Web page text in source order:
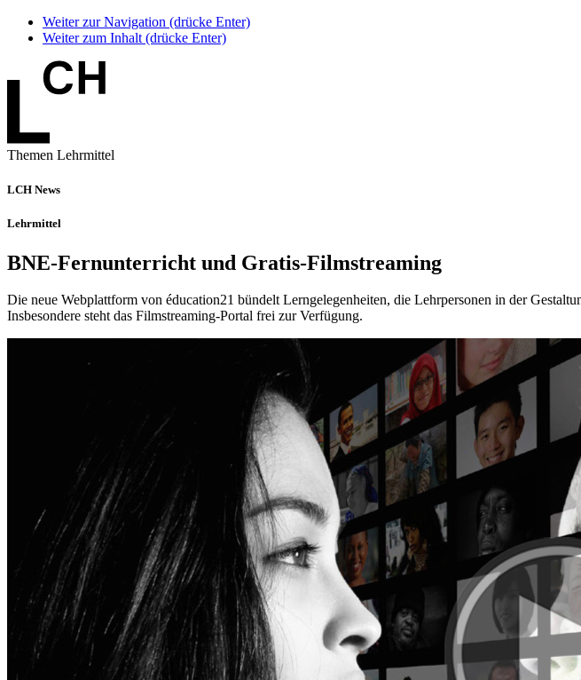
Weiter zur Navigation (drücke Enter)
Weiter zum Inhalt (drücke Enter)
Themen Lehrmittel
LCH News
Lehrmittel
BNE-Fernunterricht und Gratis-Filmstreaming
Die neue Webplattform von éducation21 bündelt Lerngelegenheiten, die Lehrpersonen in der
Insbesondere steht das Filmstreaming-Portal frei zur Verfügung.